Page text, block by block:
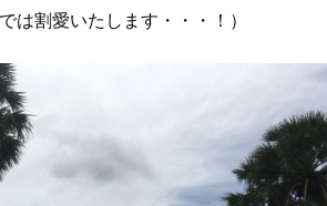
は割愛いたします・・・！）